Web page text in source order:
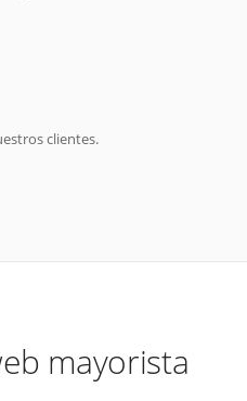
clientes.
mayorista